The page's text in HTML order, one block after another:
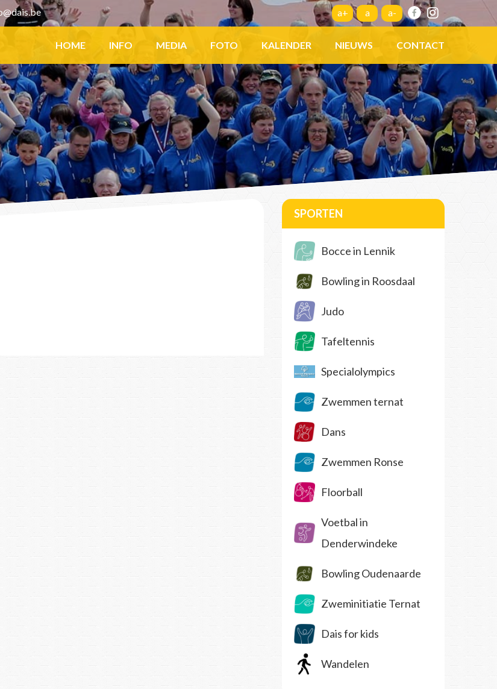
Facebook a+ a a-
HOME INFO MEDIA FOTO KALENDER NIEUWS CONTACT
SPORTEN
Bocce in Lennik
Bowling in Roosdaal
Judo
Tafeltennis
Specialolympics
Zwemmen ternat
Dans
Zwemmen Ronse
Floorball
Voetbal in
Denderwindeke
Bowling Oudenaarde
Zweminitiatie Ternat
Dais for kids
Wandelen